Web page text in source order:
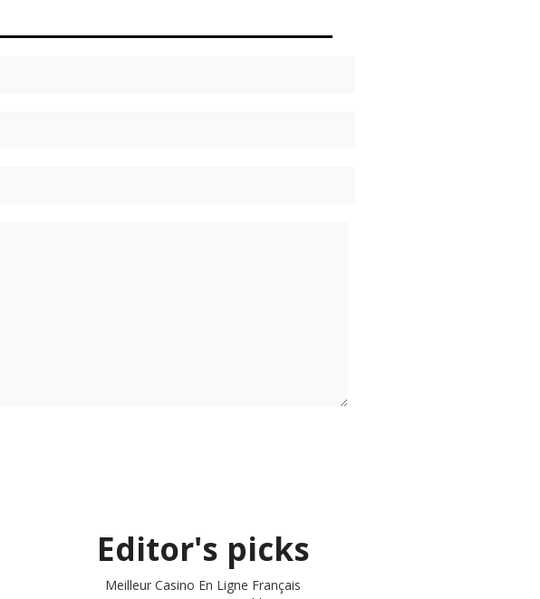
Editor's picks
Meilleur Casino En Ligne Français